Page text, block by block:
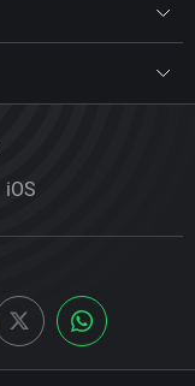
iOS